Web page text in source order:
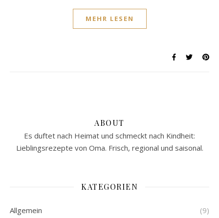
MEHR LESEN
ABOUT
Es duftet nach Heimat und schmeckt nach Kindheit:
Lieblingsrezepte von Oma. Frisch, regional und saisonal.
KATEGORIEN
Allgemein (9)